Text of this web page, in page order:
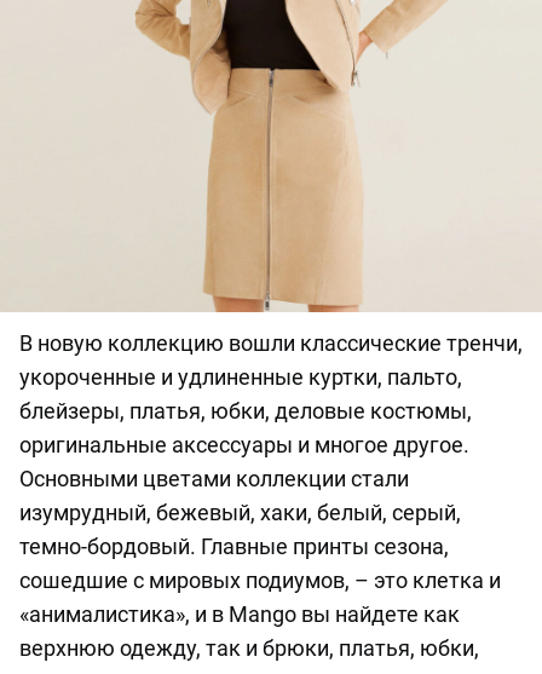
В новую коллекцию вошли классические тренчи,
укороченные и удлиненные куртки, пальто,
блейзеры, платья, юбки, деловые костюмы,
оригинальные аксессуары и многое другое.
Основными цветами коллекции стали
изумрудный, бежевый, хаки, белый, серый,
темно-бордовый. Главные принты сезона,
сошедшие с мировых подиумов, – это клетка и
«анималистика», и в Mango вы найдете как
верхнюю одежду, так и брюки, платья, юбки,